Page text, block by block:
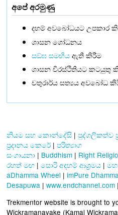
අපේ අරමුණු
දහම් අවබෝධයට උපකාර
ශාසන ශෝධනය
සඞ්‌ඝ සමඟියඇති කිරීම
ශාසන චිරස්ථිතියට කටයුතු
චතුරාර්ය සත්‍යය අවබෝධ
නියම සහ කොන්දේසි | පුද්ගලිකත්ව
ප්‍රදානය කෙරේ | පරිත්‍යාග
සංගායනා | Buddhism | Right
රහත් මඟ | සොරි අදහම් ආශ්‍රමය |
aDhamma Wheel | imPure
Desapuwa | www.endchannel.com |
Trekmentor website is brought to
Wickramanayake (Kamal